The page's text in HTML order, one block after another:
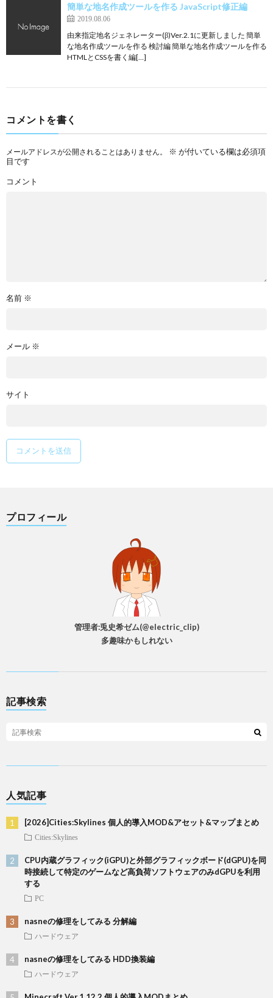
簡単な地名作成ツールを作る JavaScript修正編
2019.08.06
由来指定地名ジェネレーター(β)Ver.2.1に更新しました 簡単
な地名作成ツールを作る 検討編 簡単な地名作成ツールを作る
HTMLとCSSを書く編[…]
コメントを書く
メールアドレスが公開されることはありません。 ※ が付いている欄は必須項
目です
コメント
名前 ※
メール ※
サイト
プロフィール
管理者:兎史希ゼム(@electric_clip)
多趣味かもしれない
記事検索
人気記事
[2026]Cities:Skylines 個人的導入MOD&アセット&マップまとめ
Cities:Skylines
CPU内蔵グラフィック(iGPU)と外部グラフィックボード(dGPU)を同
時接続して特定のゲームなど高負荷ソフトウェアのみdGPUを利用
する
PC
nasneの修理をしてみる 分解編
ハードウェア
nasneの修理をしてみる HDD換装編
ハードウェア